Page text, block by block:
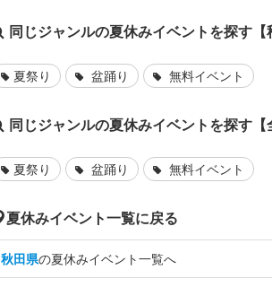
同じジャンルの夏休みイベントを探す【
夏祭り 盆踊り 無料イベント
同じジャンルの夏休みイベントを探す【
夏祭り 盆踊り 無料イベント
夏休みイベント一覧に戻る
秋田県の夏休みイベント一覧へ